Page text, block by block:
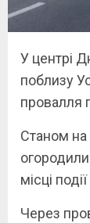
У центрі
поблизу
провалля
Станом на
місці
Через